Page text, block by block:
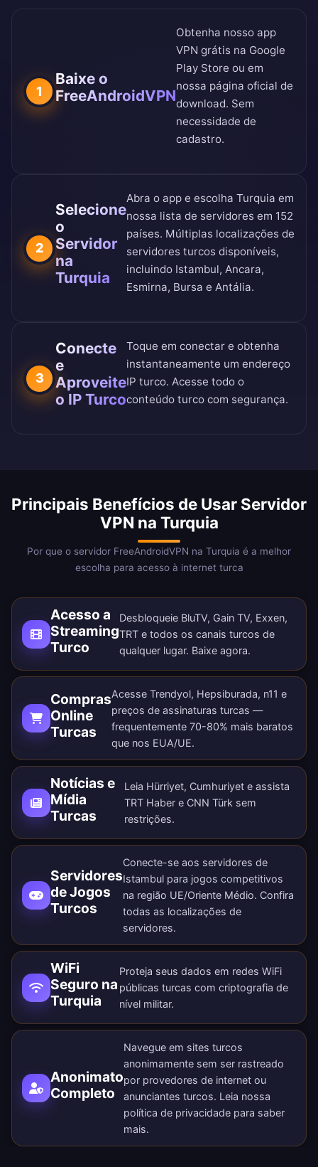
1
Baixe o
FreeAndroidVPN
Obtenha nosso app
VPN grátis na Google
Play Store ou em
nossa página oficial de
download. Sem
necessidade de
cadastro.
2
Selecione
o
Servidor
na
Turquia
Abra o app e escolha Turquia em
nossa lista de servidores em 152
países. Múltiplas localizações de
servidores turcos disponíveis,
incluindo Istambul, Ancara,
Esmirna, Bursa e Antália.
3
Conecte
e
Aproveite
o IP Turco
Toque em conectar e obtenha
instantaneamente um endereço
IP turco. Acesse todo o
conteúdo turco com segurança.
Principais Benefícios de Usar Servidor
VPN na Turquia
Por que o servidor FreeAndroidVPN na Turquia é a melhor
escolha para acesso à internet turca
Acesso a
Streaming
Turco
Desbloqueie BluTV, Gain TV, Exxen,
TRT e todos os canais turcos de
qualquer lugar. Baixe agora.
Compras
Online
Turcas
Acesse Trendyol, Hepsiburada, n11 e
preços de assinaturas turcas —
frequentemente 70-80% mais baratos
que nos EUA/UE.
Notícias e
Mídia
Turcas
Leia Hürriyet, Cumhuriyet e assista
TRT Haber e CNN Türk sem
restrições.
Servidores
de Jogos
Turcos
Conecte-se aos servidores de
Istambul para jogos competitivos
na região UE/Oriente Médio. Confira
todas as localizações de
servidores.
WiFi
Seguro na
Turquia
Proteja seus dados em redes WiFi
públicas turcas com criptografia de
nível militar.
Anonimato
Completo
Navegue em sites turcos
anonimamente sem ser rastreado
por provedores de internet ou
anunciantes turcos. Leia nossa
política de privacidade para saber
mais.